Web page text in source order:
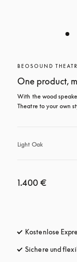
BEOSOUND
One product,
With the wood
Theatre to your own
Light Oak
1.400 €
Kostenlose
Sichere und